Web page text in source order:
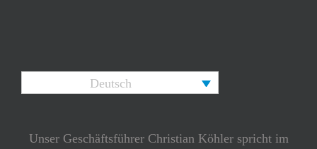
Deutsch
Unser Geschäftsführer Christian Köhler spricht im